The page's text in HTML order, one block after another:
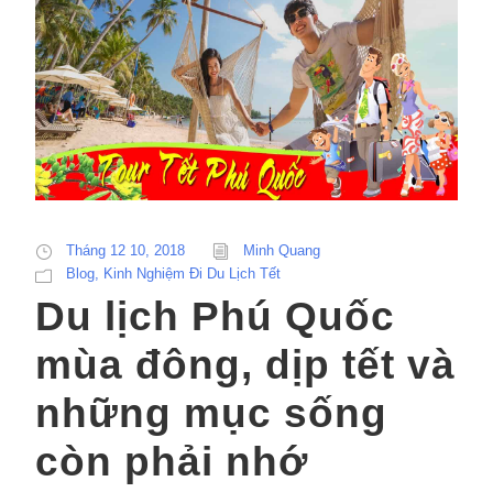
Tháng 12 10, 2018
Minh Quang
Blog, Kinh Nghiệm Đi Du Lịch Tết
Du lịch Phú Quốc
mùa đông, dịp tết và
những mục sống
còn phải nhớ